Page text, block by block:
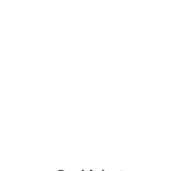
+49 (0)30 / 30 00
IBAN DE62